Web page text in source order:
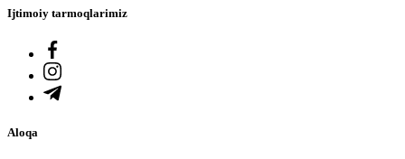
Ijtimoiy tarmoqlarimiz
Aloqa